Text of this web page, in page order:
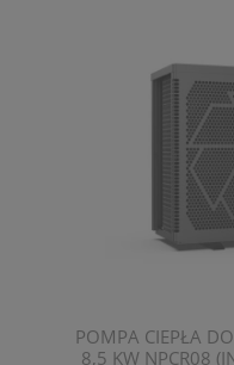
POMPA CIEPŁA
8,5 KW NPCR08